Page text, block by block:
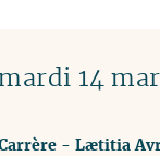
14
- Lætitia